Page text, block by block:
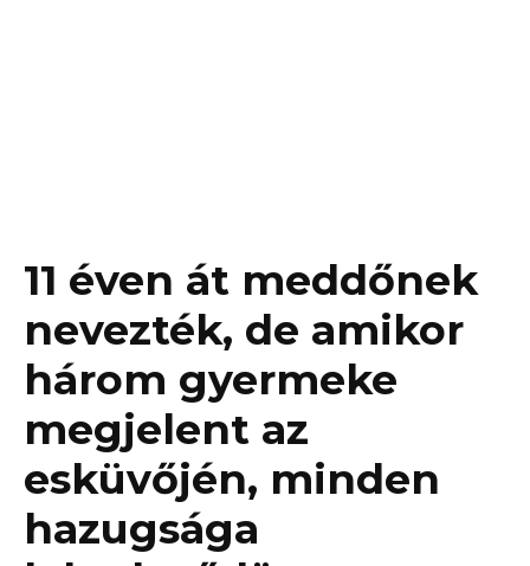
11 éven át meddőnek
nevezték, de amikor
három gyermeke
megjelent az
esküvőjén, minden
hazugsága